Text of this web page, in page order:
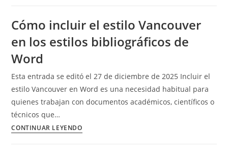
de
documentos
Cómo incluir el estilo Vancouver
en los estilos bibliográficos de
Word
Esta entrada se editó el 27 de diciembre de 2025 Incluir el
estilo Vancouver en Word es una necesidad habitual para
quienes trabajan con documentos académicos, científicos o
técnicos que…
CONTINUAR LEYENDOCómo